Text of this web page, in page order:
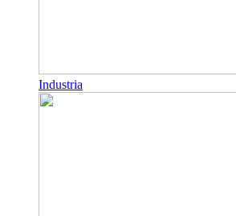
Industria